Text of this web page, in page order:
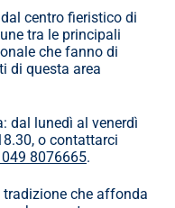
centro fieristico di
tra le principali
che fanno di
di questa area
dal lunedì al venerdì
o contattarci
049 8076665.
tradizione che affonda